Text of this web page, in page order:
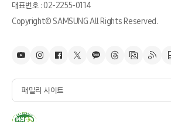
대표번호 : 02-2255-0114
Copyright© SAMSUNG All Rights Reserved.
패밀리 사이트